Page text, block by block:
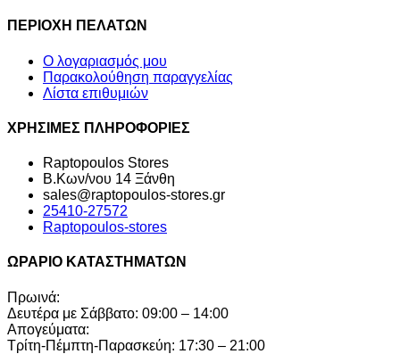
ΠΕΡΙΟΧΗ ΠΕΛΑΤΩΝ
Ο λογαριασμός μου
Παρακολούθηση παραγγελίας
Λίστα επιθυμιών
ΧΡΗΣΙΜΕΣ ΠΛΗΡΟΦΟΡΙΕΣ
Raptopoulos Stores
Β.Κων/νου 14 Ξάνθη
sales@raptopoulos-stores.gr
25410-27572
Raptopoulos-stores
ΩΡΑΡΙΟ ΚΑΤΑΣΤΗΜΑΤΩΝ
Πρωινά:
Δευτέρα με Σάββατο: 09:00 – 14:00
Απογεύματα:
Τρίτη-Πέμπτη-Παρασκεύη: 17:30 – 21:00